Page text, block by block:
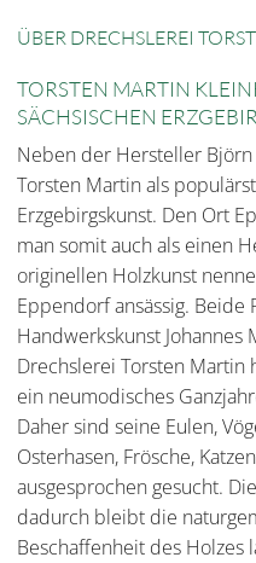
ÜBER DRECHSLEREI
TORSTEN MARTIN
SÄCHSISCHEN
Neben der Hersteller
Torsten Martin als
Erzgebirgskunst. Den Ort
man somit auch als einen
originellen Holzkunst
Eppendorf ansässig. Beide
Handwerkskunst Johannes
Drechslerei Torsten Martin
ein neumodisches
Daher sind seine Eulen,
Osterhasen, Frösche,
ausgesprochen gesucht.
dadurch bleibt die
Beschaffenheit des Holzes